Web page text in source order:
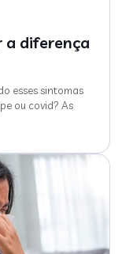
a diferença
esses sintomas
ou covid? As